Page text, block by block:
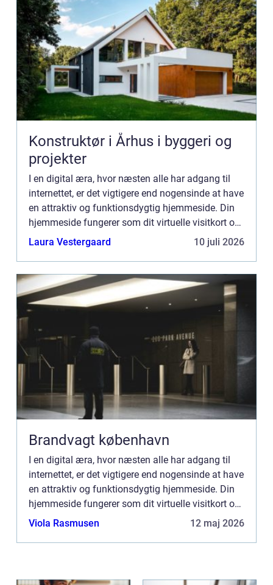
Konstruktør i Århus i byggeri og
projekter
I en digital æra, hvor næsten alle har adgang til
internettet, er det vigtigere end nogensinde at have
en attraktiv og funktionsdygtig hjemmeside. Din
hjemmeside fungerer som dit virtuelle visitkort og
er ofte det første sted poten...
Laura Vestergaard 10 juli 2026
Brandvagt københavn
I en digital æra, hvor næsten alle har adgang til
internettet, er det vigtigere end nogensinde at have
en attraktiv og funktionsdygtig hjemmeside. Din
hjemmeside fungerer som dit virtuelle visitkort og
er ofte det første sted poten...
Viola Rasmusen 12 maj 2026